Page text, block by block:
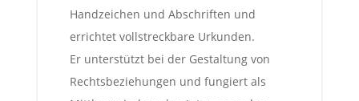
Handzeichen und Abschriften und
errichtet vollstreckbare Urkunden.
Er unterstützt bei der Gestaltung von
Rechtsbeziehungen und fungiert als